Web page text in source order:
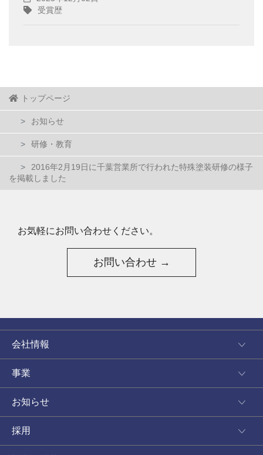
受賞歴
トップページ
お知らせ
研修・教育
2016年2月19日に千葉営業所で行われた特殊塗装研修の様子
を掲載しました
お気軽にお問い合わせください。
お問い合わせ →
会社情報
事業
お知らせ
採用